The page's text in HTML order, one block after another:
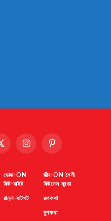
X
InstagramPinterest
ভোজ-ON
ফিট-বাইট
রান্না-ঝটপট
জীব-ON শৈলী
ফিটনেস ফান্ডা
রূপকথা
চুপকথা